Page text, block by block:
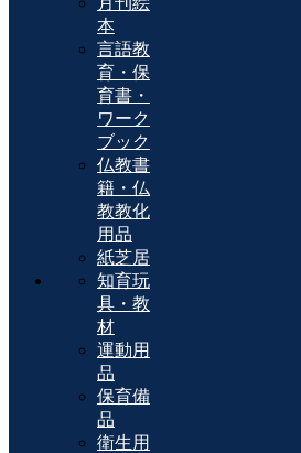
本
言語教
育・保
育書・
ワーク
ブック
仏教書
籍・仏
教教化
用品
紙芝居
知育玩
具・教
材
運動用
品
保育備
品
衛生用